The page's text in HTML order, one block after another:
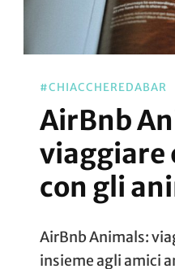
#CHIACCHEREDABAR
AirBnb
viaggiare
con gli
AirBnb Animals:
insieme agli amici